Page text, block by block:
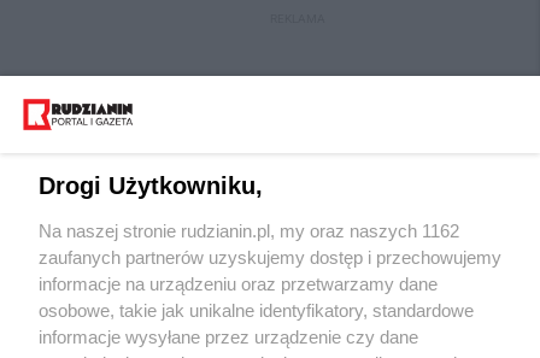
Wydawca mediów lokalnych
Drogi Użytkowniku,
Na naszej stronie rudzianin.pl, my oraz naszych 1162
zaufanych partnerów uzyskujemy dostęp i przechowujemy
informacje na urządzeniu oraz przetwarzamy dane
osobowe, takie jak unikalne identyfikatory, standardowe
informacje wysyłane przez urządzenie czy dane